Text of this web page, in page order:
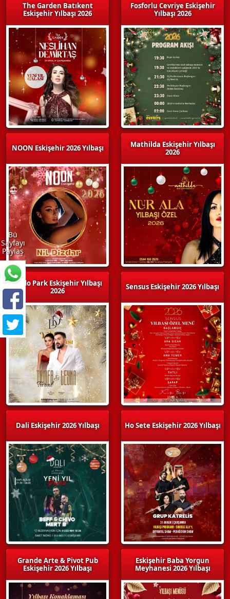
The Garden Batıkent
Eskişehir Yılbaşı 2026
NOON Eskişehir 2026 Yılbaşı
Dodo Park Eskişehir Yılbaşı
2026
Dali Eskişehir 2026 Yılbaşı
Grande Arte & Pivot Pub
Eskişehir 2026 Yılbaşı
Fosforlu Cevriye Eskişehir
Yılbaşı 2026
Mathilda Eskişehir Yılbaşı
2026
Sensus Eskişehir 2026 Yılbaşı
Ho Sete Eskişehir 2026 Yılbaşı
Eskişehir Baba Yorgun
Meyhanesi 2026 Yılbaşı
Bu
Sayfayı
Paylaş